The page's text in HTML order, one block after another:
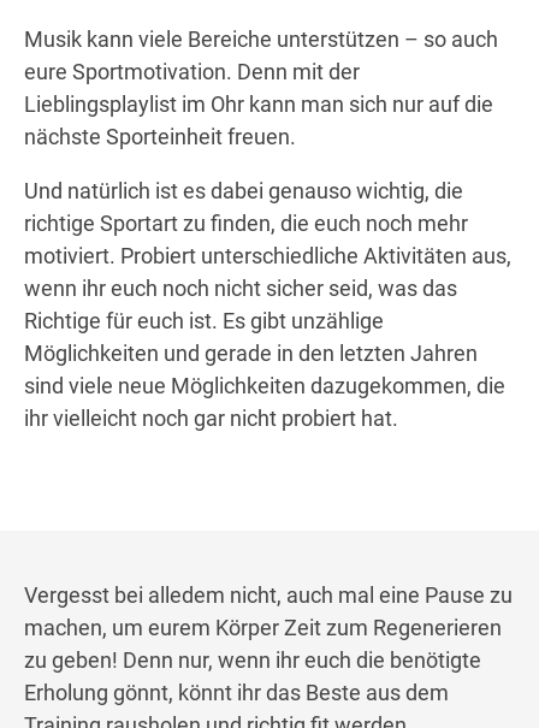
Musik kann viele Bereiche unterstützen – so auch
eure Sportmotivation. Denn mit der
Lieblingsplaylist im Ohr kann man sich nur auf die
nächste Sporteinheit freuen.
Und natürlich ist es dabei genauso wichtig, die
richtige Sportart zu finden, die euch noch mehr
motiviert. Probiert unterschiedliche Aktivitäten aus,
wenn ihr euch noch nicht sicher seid, was das
Richtige für euch ist. Es gibt unzählige
Möglichkeiten und gerade in den letzten Jahren
sind viele neue Möglichkeiten dazugekommen, die
ihr vielleicht noch gar nicht probiert hat.
Vergesst bei alledem nicht, auch mal eine Pause zu
machen, um eurem Körper Zeit zum Regenerieren
zu geben! Denn nur, wenn ihr euch die benötigte
Erholung gönnt, könnt ihr das Beste aus dem